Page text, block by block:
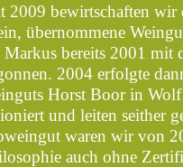
2009 bewirtschaften
übernommene
Markus bereits 2001 mit
2004 erfolgte
Horst Boor in
und leiten seither
waren wir von
auch ohne